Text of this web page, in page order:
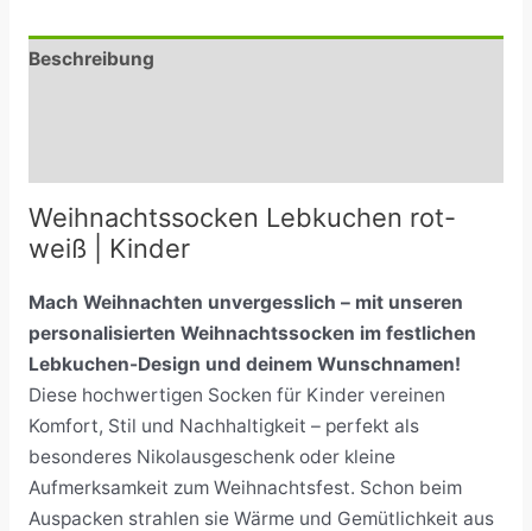
Beschreibung
Weihnachtssocken Lebkuchen rot-
weiß | Kinder
Mach Weihnachten unvergesslich – mit unseren
personalisierten Weihnachtssocken im festlichen
Lebkuchen-Design und deinem Wunschnamen!
Diese hochwertigen Socken für Kinder vereinen
Komfort, Stil und Nachhaltigkeit – perfekt als
besonderes Nikolausgeschenk oder kleine
Aufmerksamkeit zum Weihnachtsfest. Schon beim
Auspacken strahlen sie Wärme und Gemütlichkeit aus